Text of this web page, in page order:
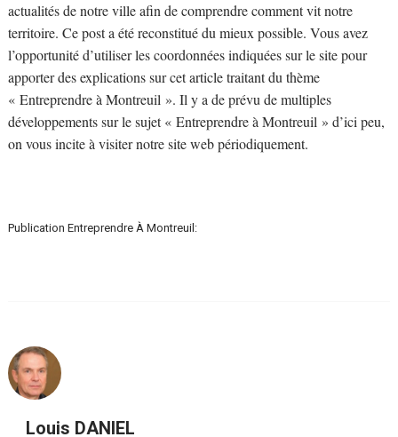
actualités de notre ville afin de comprendre comment vit notre
territoire. Ce post a été reconstitué du mieux possible. Vous avez
l’opportunité d’utiliser les coordonnées indiquées sur le site pour
apporter des explications sur cet article traitant du thème
« Entreprendre à Montreuil ». Il y a de prévu de multiples
développements sur le sujet « Entreprendre à Montreuil » d’ici peu,
on vous incite à visiter notre site web périodiquement.
Publication Entreprendre À Montreuil:
Louis DANIEL